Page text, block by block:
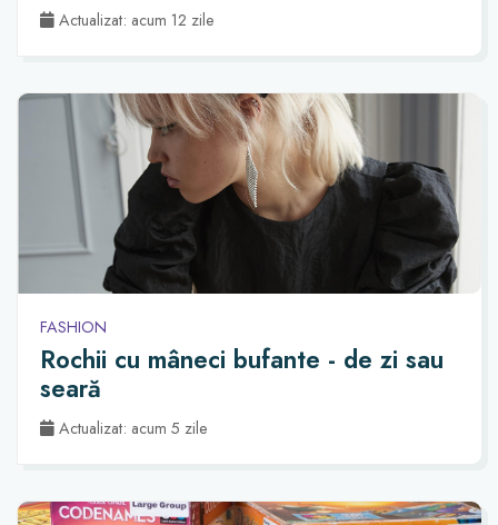
Actualizat: acum 12 zile
FASHION
Rochii cu mâneci bufante - de zi sau
seară
Actualizat: acum 5 zile